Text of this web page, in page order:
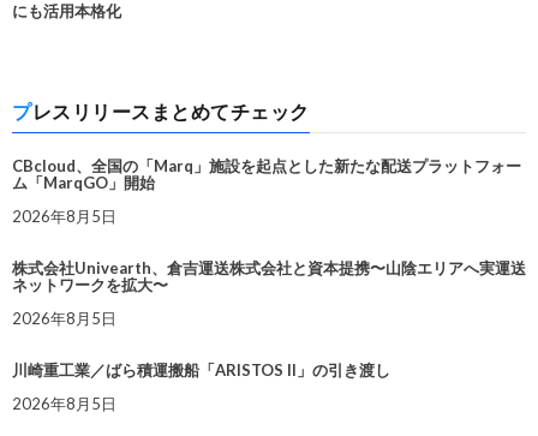
にも活用本格化
プレスリリースまとめてチェック
CBcloud、全国の「Marq」施設を起点とした新たな配送プラットフォー
ム「MarqGO」開始
2026年8月5日
株式会社Univearth、倉吉運送株式会社と資本提携〜山陰エリアへ実運送
ネットワークを拡大〜
2026年8月5日
川崎重工業／ばら積運搬船「ARISTOS II」の引き渡し
2026年8月5日